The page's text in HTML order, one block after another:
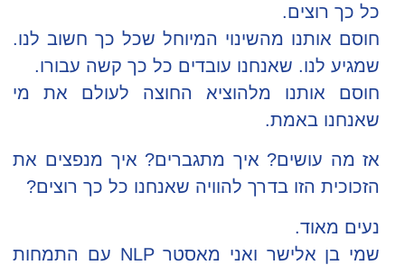
כל כך רוצים.
חוסם אותנו מהשינוי המיוחל שכל כך חשוב לנו.
שמגיע לנו. שאנחנו עובדים כל כך קשה עבורו.
חוסם אותנו מלהוציא החוצה לעולם את מי
שאנחנו באמת.
אז מה עושים? איך מתגברים? איך מנפצים את
הזכוכית הזו בדרך להוויה שאנחנו כל כך רוצים?
נעים מאוד.
שמי בן אלישר ואני מאסטר NLP עם התמחות